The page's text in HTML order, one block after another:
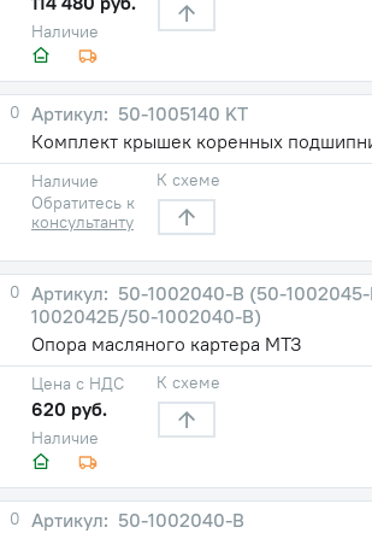
Наличие
0
50-1005140 KT
Комплект крышек коренных
Наличие
Обратитесь к
консультанту
К схеме
0
50-1002040-В (50-
1002042Б/50-1002040-В)
Опора масляного картера МТЗ
Наличие
Цена с НДС
620 руб.
К схеме
0
50-1002040-В